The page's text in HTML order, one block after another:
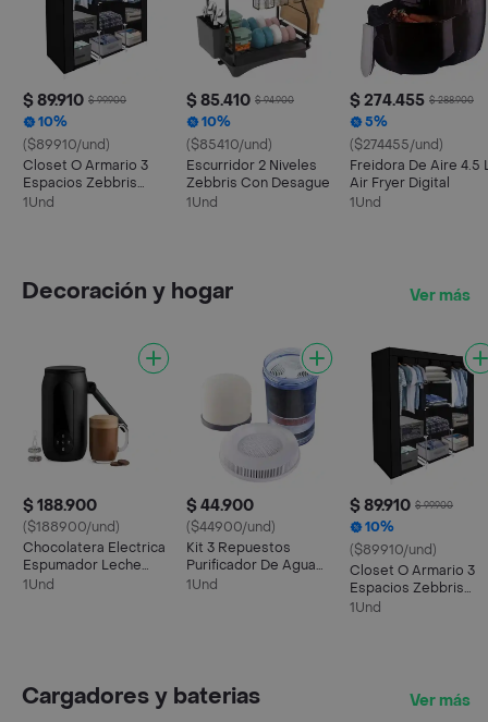
$ 89.910 $ 99.900
10%
($89910/und)
Closet O Armario 3
Espacios Zebbris
Negro
1Und
$ 85.410 $ 94.900
10%
($85410/und)
Escurridor 2 Niveles
Zebbris Con Desague
1Und
$ 274.455 $ 288.900
5%
($274455/und)
Freidora De Aire 4.5
Air Fryer Digital
1Und
Decoración y hogar Ver más
$ 188.900
($188900/und)
Chocolatera Electrica
Espumador Leche
Pantalla Digital 250ml
1Und
$ 44.900
($44900/und)
Kit 3 Repuestos
Purificador De Agua
14/16 Lts Combo Filtro
1Und
$ 89.910 $ 99.900
10%
($89910/und)
Closet O Armario 3
Espacios Zebbris
Negro
1Und
Cargadores y baterias Ver más